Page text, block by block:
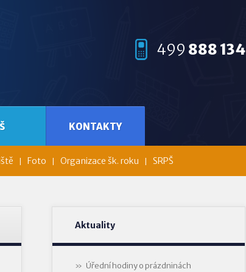
499 888 134
Foto Organizace šk. roku SRPŠ
KONTAKTY
Aktuality
Úřední hodiny o prázdninách